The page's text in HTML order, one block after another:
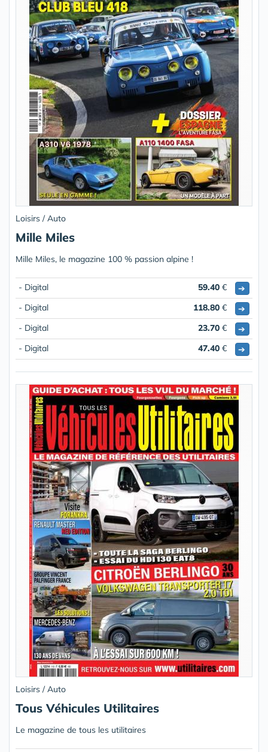
Loisirs / Auto
Mille Miles
Mille Miles, le magazine 100 % passion alpine !
- Digital 59.40 €
➔
- Digital
118.80 €
➔
- Digital
23.70 €
➔
- Digital
47.40 € ➔
Loisirs / Auto
Tous Véhicules Utilitaires
Le magazine de tous les utilitaires